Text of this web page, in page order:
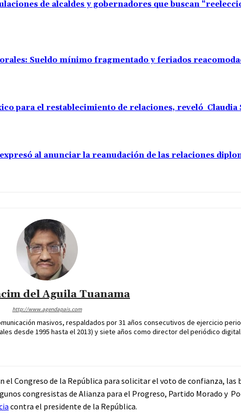
de alcaldes y gobernadores que buscan
Sueldo mínimo fragmentado y feriados
para el restablecimiento de relaciones, reveló Claudia
al anunciar la reanudación de las relaciones
del Aguila Tuanama
http://www.agendapais.com
masivos, respaldados por 31 años consecutivos de ejercicio
desde 1995 hasta el 2013) y siete años como director del periódico digital
Congreso de la República para solicitar el voto de confianza, las
congresistas de Alianza para el Progreso, Partido Morado y
contra el presidente de la República.